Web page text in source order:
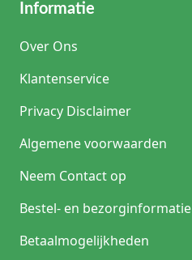
Informatie
Over Ons
Klantenservice
Privacy Disclaimer
Algemene voorwaarden
Neem Contact op
Bestel- en bezorginformatie
Betaalmogelijkheden